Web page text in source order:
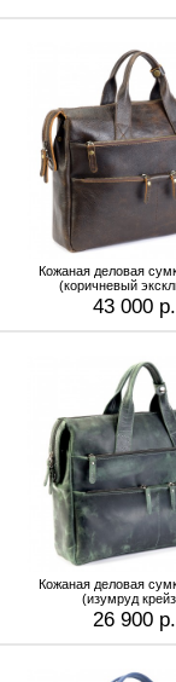
Кожаная деловая
(коричневый
43 000 р.
Кожаная деловая
(изумруд
26 900 р.